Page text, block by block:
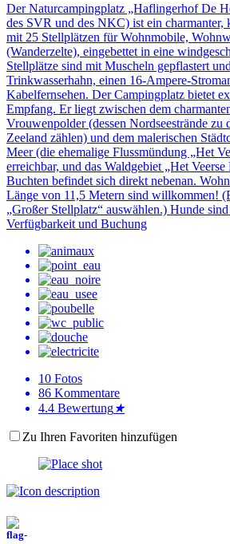
Der Naturcampingplatz „Haflingerhof De
des SVR und des NKC) ist ein charmanter,
mit 25 Stellplätzen für Wohnmobile,
(Wanderzelte), eingebettet in eine
Stellplätze sind mit Muscheln gepflastert
Trinkwasserhahn, einen 16-Ampere-
Kabelfernsehen. Der Campingplatz bietet
Empfang. Er liegt zwischen dem
Vrouwenpolder (dessen Nordseestrände zu
Zeeland zählen) und dem malerischen
Meer (die ehemalige Flussmündung „Het
erreichbar, und das Waldgebiet „Het Veerse
Buchten befindet sich direkt nebenan.
Länge von 11,5 Metern sind willkommen!
„Großer Stellplatz“ auswählen.) Hunde
Verfügbarkeit und Buchung
10 Fotos
86 Kommentare
4.4 Bewertung★
Zu Ihren Favoriten hinzufügen